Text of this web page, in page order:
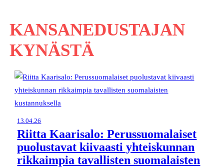
KANSANEDUSTAJAN
KYNÄSTÄ
13.04.26
Riitta Kaarisalo: Perussuomalaiset
puolustavat kiivaasti yhteiskunnan
rikkaimpia tavallisten suomalaisten